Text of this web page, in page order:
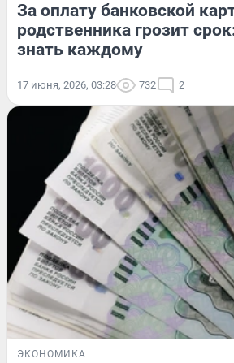
За оплату банковской
родственника грозит
знать каждому
17 июня, 2026, 03:28 732 2
ЭКОНОМИКА